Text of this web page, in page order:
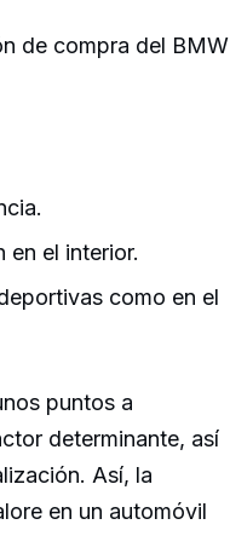
de compra del BMW
el interior.
como en el
puntos a
determinante, así
Así, la
en un automóvil